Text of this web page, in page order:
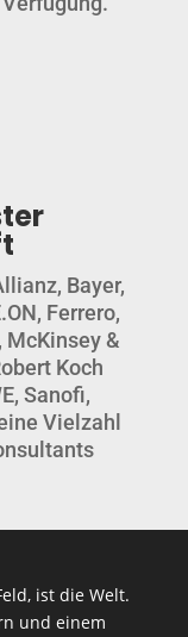
Bayer,
Ferrero,
McKinsey &
Koch
Sanofi,
Vielzahl
ist die Welt.
und einem